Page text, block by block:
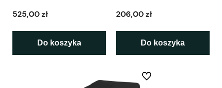
525,00 zł
Do koszyka
206,00 zł
Do koszyka
Do ulubionych